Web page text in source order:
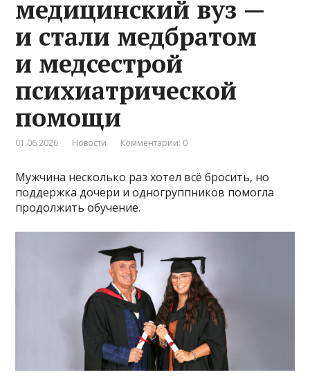
медицинский вуз —
и стали медбратом
и медсестрой
психиатрической
помощи
01.06.2026 Новости Комментарии: 0
Мужчина несколько раз хотел всё бросить, но
поддержка дочери и одногруппников помогла
продолжить обучение.